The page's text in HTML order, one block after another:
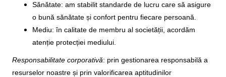
Sănătate: am stabilit standarde de lucru care să asigure
o bună sănătate și confort pentru fiecare persoană.
Mediu: în calitate de membru al societății, acordăm
atenție protecției mediului.
Responsabilitate corporativă: prin gestionarea responsabilă a
resurselor noastre și prin valorificarea aptitudinilor